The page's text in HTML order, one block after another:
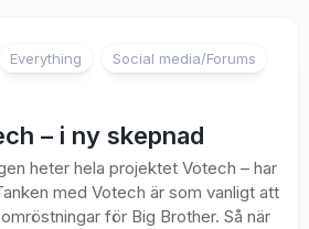
Everything
Social media/Forums
– i ny skepnad
heter hela projektet Votech – har
med Votech är som vanligt att
för Big Brother. Så när